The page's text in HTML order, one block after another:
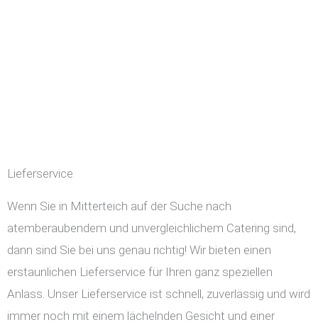
Lieferservice
Wenn Sie in Mitterteich auf der Suche nach
atemberaubendem und unvergleichlichem Catering sind,
dann sind Sie bei uns genau richtig! Wir bieten einen
erstaunlichen Lieferservice für Ihren ganz speziellen
Anlass. Unser Lieferservice ist schnell, zuverlässig und wird
immer noch mit einem lächelnden Gesicht und einer